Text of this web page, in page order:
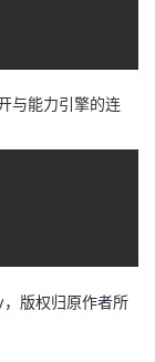
与能力引擎的连
版权归原作者所